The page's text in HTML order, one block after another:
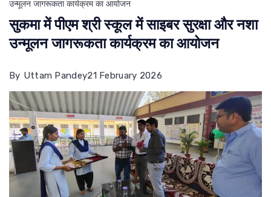
उन्मूलन जागरूकता कार्यक्रम का आयोजन
सुकमा में पीएम श्री स्कूल में साइबर सुरक्षा और नशा
उन्मूलन जागरूकता कार्यक्रम का आयोजन
By Uttam Pandey21 February 2026